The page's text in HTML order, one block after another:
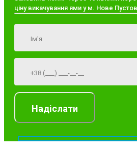
ціну викачування ями у м. Нове